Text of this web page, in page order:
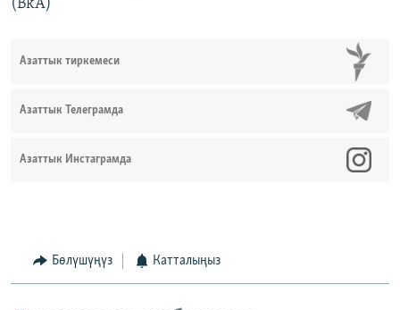
(BkA)
Азаттык тиркемеси
Азаттык Телеграмда
Азаттык Инстаграмда
Бөлүшүңүз Катталыңыз